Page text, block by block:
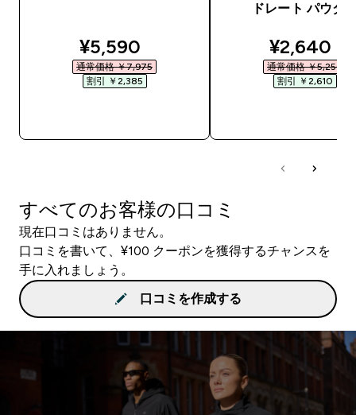
discounted price
¥5,590‎
通常価格 ￥7,975‎
割引 ￥2,385‎
ドレート パウダ
¥2,640‎
通常価格 ￥5,250‎
割引 ￥2,610‎
すべてのお客様の口コミ
現在口コミはありません。
口コミを書いて、¥100 クーポンを獲得するチャンスを
手に入れましょう。
口コミを作成する